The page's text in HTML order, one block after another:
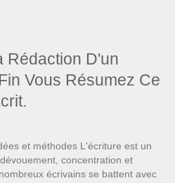
Rédaction D'un
Vous Résumez Ce
et méthodes L'écriture est un
concentration et
écrivains se battent avec